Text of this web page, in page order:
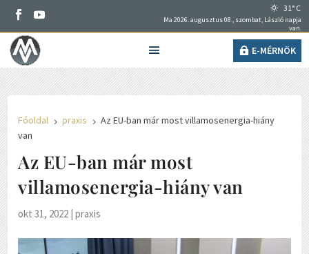
31° C
Ma 2026. augusztus 08., szombat, László napja
van.
E-MÉRNÖK
Főoldal 5 praxis 5 Az EU-ban már most villamosenergia-hiány
van
Az EU-ban már most
villamosenergia-hiány van
okt 31, 2022 |praxis